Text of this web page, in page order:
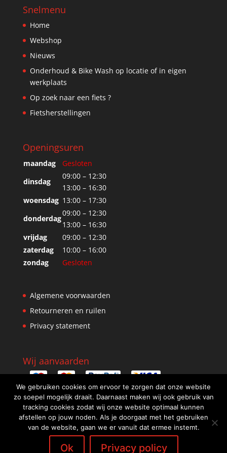
Snelmenu
Home
Webshop
Nieuws
Onderhoud & Bike Wash op locatie of in eigen
werkplaats
Op zoek naar een fiets ?
Fietsherstellingen
Openingsuren
maandag
Gesloten
dinsdag
09:00 – 12:30
13:00 – 16:30
woensdag 13:00 – 17:30
donderdag
09:00 – 12:30
13:00 – 16:30
vrijdag
09:00 – 12:30
zaterdag
10:00 – 16:00
zondag
Gesloten
Algemene voorwaarden
Retourneren en ruilen
Privacy statement
Wij aanvaarden
We gebruiken cookies om ervoor te zorgen dat onze website
zo soepel mogelijk draait. Daarnaast maken wij ook gebruik van
tracking cookies zodat wij onze website optimaal kunnen
afstellen op jouw noden. Als je doorgaat met het gebruiken
van de website, gaan we er vanuit dat ermee instemt.
Ok Privacy policy